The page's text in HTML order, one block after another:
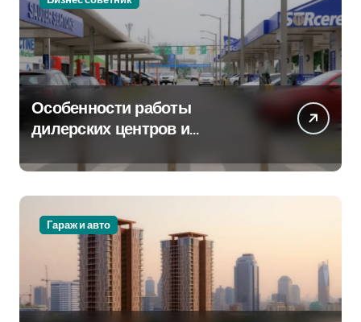
Особенности работы
дилерских центров и
крупных проспектах
Гараж и авто